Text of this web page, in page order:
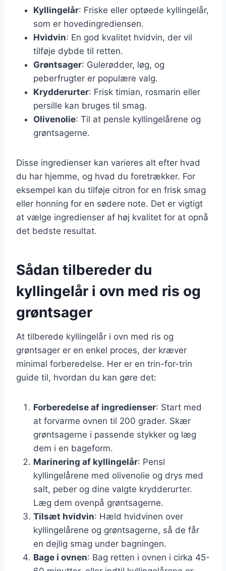
Kyllingelår: Friske eller optøede kyllingelår,
som er hovedingrediensen.
Hvidvin: En god kvalitet hvidvin, der vil
tilføje dybde til retten.
Grøntsager: Gulerødder, løg, og
peberfrugter er populære valg.
Krydderurter: Frisk timian, rosmarin eller
persille kan bruges til smag.
Olivenolie: Til at pensle kyllingelårene og
grøntsagerne.
Disse ingredienser kan varieres alt efter hvad
du har hjemme, og hvad du foretrækker. For
eksempel kan du tilføje citron for en frisk smag
eller honning for en sødere note. Det er vigtigt
at vælge ingredienser af høj kvalitet for at opnå
det bedste resultat.
Sådan tilbereder du
kyllingelår i ovn med ris og
grøntsager
At tilberede kyllingelår i ovn med ris og
grøntsager er en enkel proces, der kræver
minimal forberedelse. Her er en trin-for-trin
guide til, hvordan du kan gøre det:
Forberedelse af ingredienser: Start med
at forvarme ovnen til 200 grader. Skær
grøntsagerne i passende stykker og læg
dem i en bageform.
Marinering af kyllingelår: Pensl
kyllingelårene med olivenolie og drys med
salt, peber og dine valgte krydderurter.
Læg dem ovenpå grøntsagerne.
Tilsæt hvidvin: Hæld hvidvinen over
kyllingelårene og grøntsagerne, så de får
en dejlig smag under bagningen.
Bage i ovnen: Bag retten i ovnen i cirka 45-